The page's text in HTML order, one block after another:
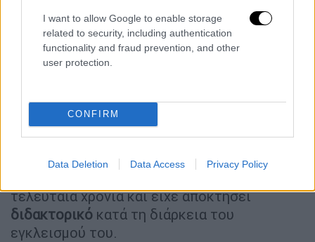
I want to allow Google to enable storage
related to security, including authentication
functionality and fraud prevention, and other
user protection.
CONFIRM
Data Deletion Data Access Privacy Policy
Αλέξανδρος Γιωτόπουλος
Πειραιά είχε αποφυλακίσει τον Αλέξανδρο
Γιωτόπουλο, καταδικασμένο σε 17 φορές
ισόβια και 25 χρόνια κάθειρξη με το
σκεπτικό ότι είχε καλή διαγωγή στη φυλακή,
τελευταία χρόνια και είχε αποκτήσει
διδακτορικό κατά τη διάρκεια του
εγκλεισμού του.